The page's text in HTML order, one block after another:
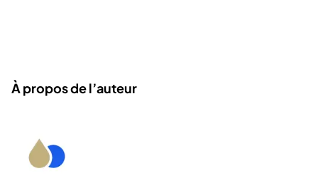
À propos de l’auteur